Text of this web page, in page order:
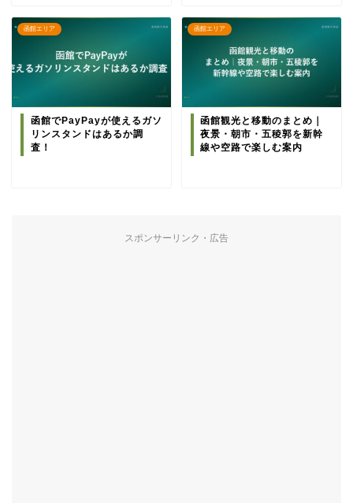
函館エリア
函館でPayPayが使えるガソ
リンスタンドはあるか調
査！
函館エリア
函館観光と移動のまとめ｜
夜景・朝市・五稜郭を新幹
線や空路で楽しむ案内
スポンサーリンク・広告